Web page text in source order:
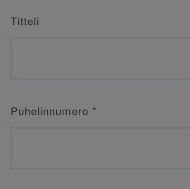
Titteli
Puhelinnumero *